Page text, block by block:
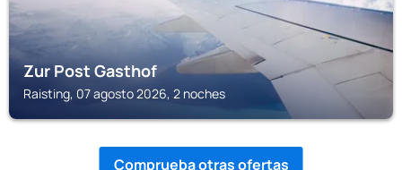
Zur Post Gasthof
Raisting, 07 agosto 2026, 2 noches
Comprueba otras ofertas